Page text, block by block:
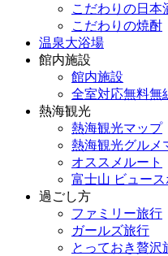
こだわりの日本
こだわりの焼酎
温泉大浴場
館内施設
館内施設
全室対応無料無
熱海観光
熱海観光マップ
熱海観光グルメ
オススメルート
富士山 ビュース
過ごし方
ファミリー旅行
ガールズ旅行
とっておき贅沢